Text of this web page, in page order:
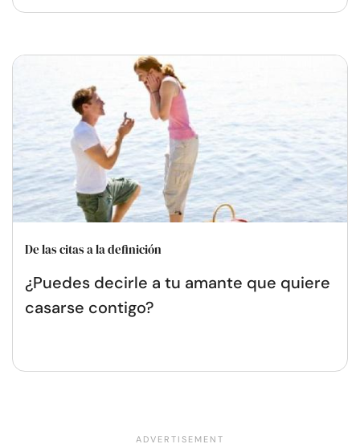
De las citas a la definición
¿Puedes decirle a tu amante que quiere
casarse contigo?